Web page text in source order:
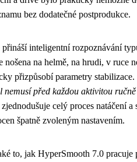
bez dodatečné postprodukce.
inteligentní rozpoznávání
nošena na helmě, na hrudi, v ruce
přizpůsobí parametry stabilizace.
nemusí před každou aktivitou
celý proces natáčení
špatně zvoleným nastavením.
to, jak HyperSmooth 7.0 pracuje